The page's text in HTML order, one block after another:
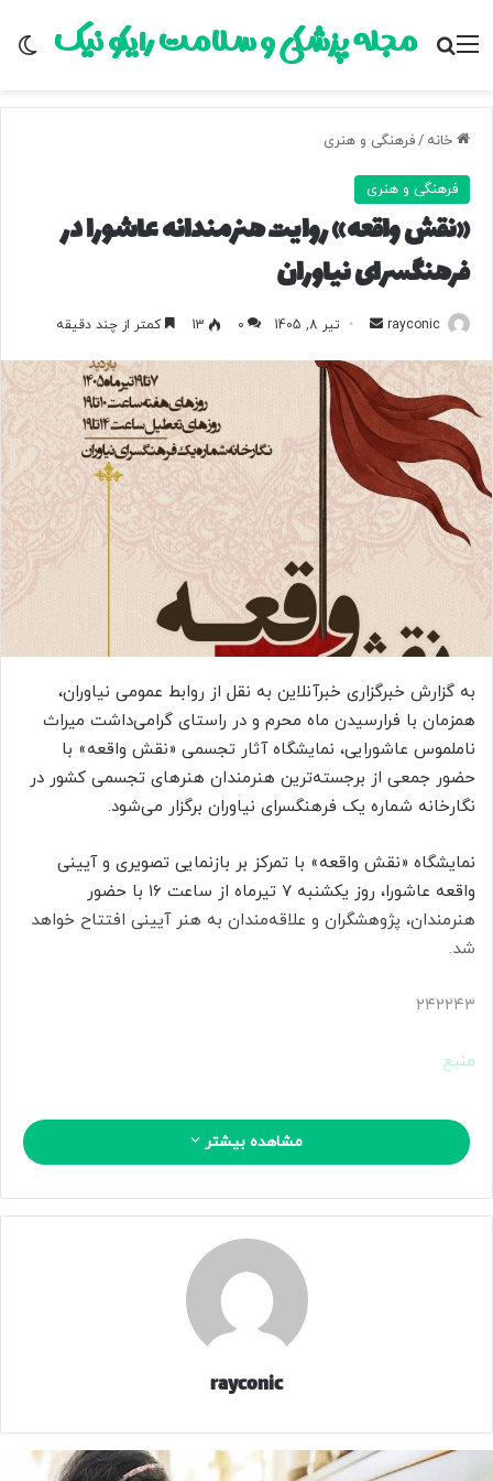
مجله پزشکی و سلامت رایکو نیک منو جستجو برای
خانه /فرهنگی و هنری
فرهنگی و هنری
«​​​​​​​نقش واقعه» روایت هنرمندانه عاشورا در
فرهنگسرای نیاوران
rayconic
س
ا
ل
ه
ی
تیر 8, 1405 0
13 کمتر از چند دقیقه
به گزارش خبرگزاری خبرآنلاین به نقل از روابط عمومی نیاوران،
همزمان با فرارسیدن ماه محرم و در راستای گرامی‌داشت میراث
ناملموس عاشورایی، نمایشگاه آثار تجسمی «نقش واقعه» با
حضور جمعی از برجسته‌ترین هنرمندان هنرهای تجسمی کشور در
نگارخانه شماره یک فرهنگسرای نیاوران برگزار می‌شود.
نمایشگاه «نقش واقعه» با تمرکز بر بازنمایی تصویری و آیینی
واقعه عاشورا، روز یکشنبه ۷ تیرماه از ساعت ۱۶ با حضور
هنرمندان، پژوهشگران و علاقه‌مندان به هنر آیینی افتتاح خواهد
شد.
۲۴۲۲۴۳
منبع
مشاهده بیشتر
rayconic